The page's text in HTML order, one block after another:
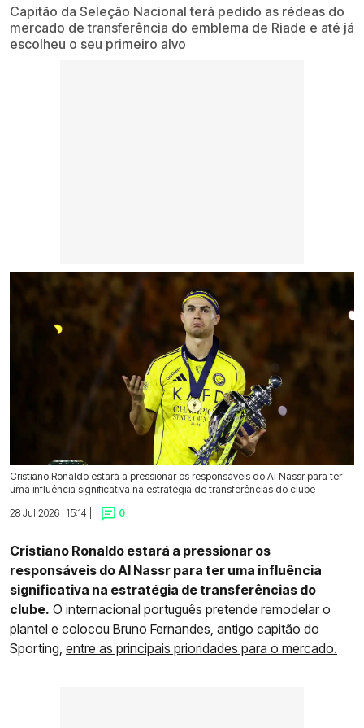
Capitão da Seleção Nacional terá pedido as rédeas do
mercado de transferência do emblema de Riade e até já
escolheu o seu primeiro alvo
Cristiano Ronaldo estará a pressionar os responsáveis do Al Nassr para ter
uma influência significativa na estratégia de transferências do clube
28 Jul 2026 | 15:14 |
0
Cristiano Ronaldo estará a pressionar os
responsáveis do Al Nassr para ter uma influência
significativa na estratégia de transferências do
clube. O internacional português pretende remodelar o
plantel e colocou Bruno Fernandes, antigo capitão do
Sporting, entre as principais prioridades para o mercado.